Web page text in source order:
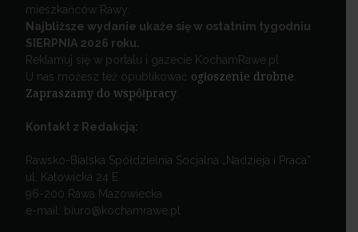
mieszkańców Rawy.
Najbliższe wydanie ukaże się w ostatnim tygodniu
SIERPNIA 2026 roku.
Reklamuj się w portalu i gazecie KochamRawe.pl
U nas możesz też opublikować ogłoszenie drobne
Zapraszamy do współpracy.
Kontakt z Redakcją:
Rawsko-Bialska Spółdzielnia Socjalna „Nadzieja i Praca”
ul. Katowicka 24 E
96-200 Rawa Mazowiecka
e-mail: biuro@kochamrawe.pl